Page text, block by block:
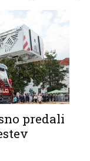
predali